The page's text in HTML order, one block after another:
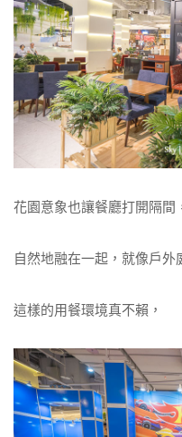
花園意象也讓餐廳打開隔間
自然地融在一起，就像戶外
這樣的用餐環境真不賴，